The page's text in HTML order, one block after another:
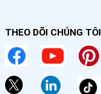
THEO DÕI CHÚNG TÔI